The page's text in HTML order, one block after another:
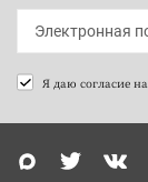
Я даю согласие на